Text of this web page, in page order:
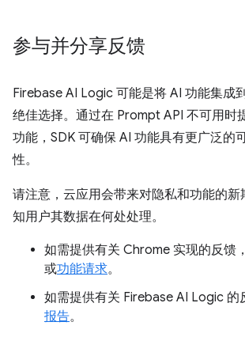
参与并分享反馈
Firebase AI Logic 可能是将 AI 功能集成
绝佳选择。通过在 Prompt API 不可用时
功能，SDK 可确保 AI 功能具有更广泛的
性。
请注意，云应用会带来对隐私和功能的
知用户其数据在何处处理。
如需提供有关 Chrome 实现的反馈
或功能请求。
如需提供有关 Firebase AI Logic 的
报告。